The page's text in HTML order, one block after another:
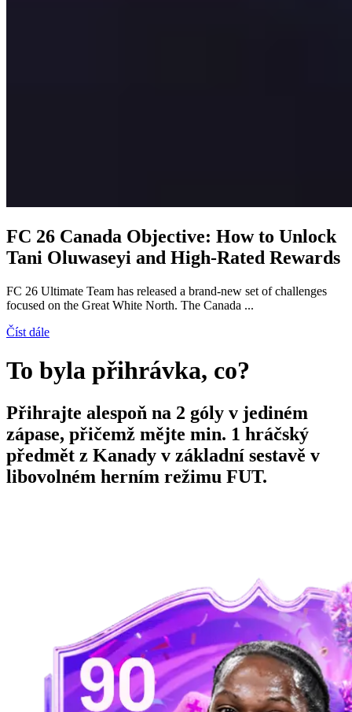
FC 26 Canada Objective: How to Unlock
Tani Oluwaseyi and High-Rated Rewards
FC 26 Ultimate Team has released a brand-new set of challenges
focused on the Great White North. The Canada ...
Číst dále
To byla přihrávka, co?
Přihrajte alespoň na 2 góly v jediném
zápase, přičemž mějte min. 1 hráčský
předmět z Kanady v základní sestavě v
libovolném herním režimu FUT.